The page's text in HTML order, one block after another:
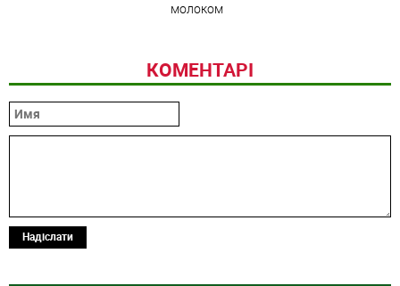
молоком
КОМЕНТАРІ
Надіслати